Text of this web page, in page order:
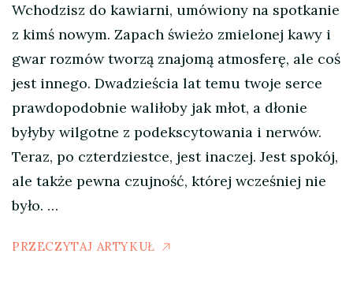
Wchodzisz do kawiarni, umówiony na spotkanie
z kimś nowym. Zapach świeżo zmielonej kawy i
gwar rozmów tworzą znajomą atmosferę, ale coś
jest innego. Dwadzieścia lat temu twoje serce
prawdopodobnie waliłoby jak młot, a dłonie
byłyby wilgotne z podekscytowania i nerwów.
Teraz, po czterdziestce, jest inaczej. Jest spokój,
ale także pewna czujność, której wcześniej nie
było. …
PRZECZYTAJ ARTYKUŁ